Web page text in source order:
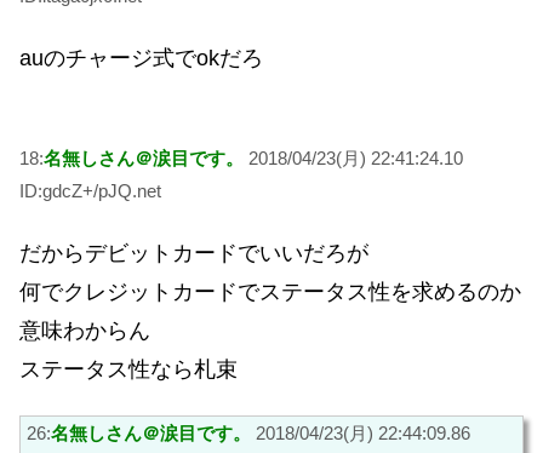
auのチャージ式でokだろ
18:名無しさん＠涙目です。
2018/04/23(月) 22:41:24.10
ID:gdcZ+/pJQ.net
だからデビットカードでいいだろが
何でクレジットカードでステータス性を求めるのか
意味わからん
ステータス性なら札束
26:名無しさん＠涙目です。
2018/04/23(月) 22:44:09.86